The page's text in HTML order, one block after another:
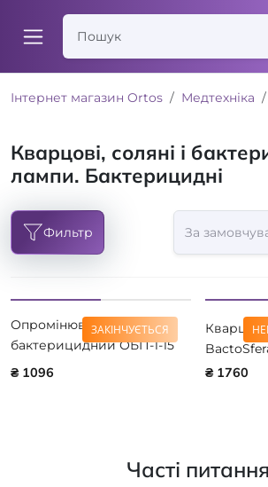
Інтернет магазин Ortos Медтехніка
Кварцові, соляні і
лампи. Бактерицидні
Фильтр
ЗАКІНЧУЄТЬСЯ
Опромінювач
бактерицидний ОБП-1-15
на підставці LightTech
₴ 1096
₴ 1760
Часті питання